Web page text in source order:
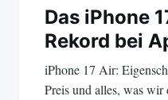
Das iPhone
Rekord bei
iPhone 17 Air:
Preis und alles, was wir